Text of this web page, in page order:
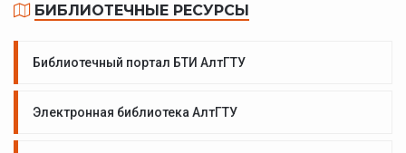
БИБЛИОТЕЧНЫЕ РЕСУРСЫ
Библиотечный портал БТИ АлтГТУ
Электронная библиотека АлтГТУ